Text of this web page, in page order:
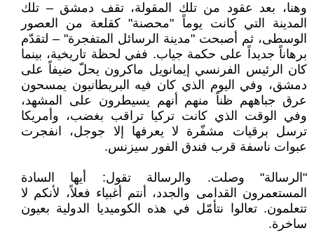
وهنا، بعد عقود من تلك المقولة، تقف دمشق – تلك
المدينة التي كانت يوماً "محصنة" كقلعة من العصور
الوسطى، ثم أصبحت "مدينة الرسائل المتفجرة" – لتقدّم
برهاناً جديداً على حكمة جياب. ففي لحظة تاريخية، بينما
كان الرئيس الفرنسي إيمانويل ماكرون يحلّ ضيفاً على
دمشق، وفي اليوم الذي كان فيه البريطانيون يمسحون
عرق جباههم ظناً منهم أنهم يسيطرون على المشهد،
وفي الوقت الذي كانت تركيا تراقب بغضب، وأمريكا
ترسل برقيات مشفّرة لا يعرفها إلا جوجل، انفجرت
عبوات ناسفة قرب فندق الفور سيزنس.
"الرسالة" وصلت. والرسالة تقول: أيها السادة
المستعمرون القدامى والجدد، أنتم أغبياء فعلاً، لأنكم لا
تتعلمون. تعالوا نتأمّل في هذه الكوميديا الدولية بعيون
ساخرة.